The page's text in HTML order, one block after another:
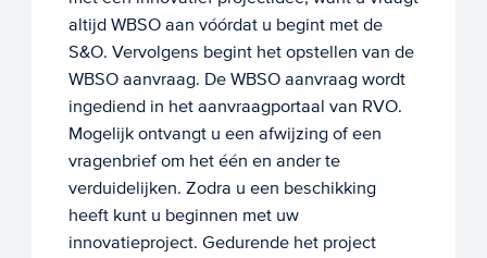
altijd WBSO aan vóórdat u begint met de
S&O. Vervolgens begint het opstellen van de
WBSO aanvraag. De WBSO aanvraag wordt
ingediend in het aanvraagportaal van RVO.
Mogelijk ontvangt u een afwijzing of een
vragenbrief om het één en ander te
verduidelijken. Zodra u een beschikking
heeft kunt u beginnen met uw
innovatieproject. Gedurende het project